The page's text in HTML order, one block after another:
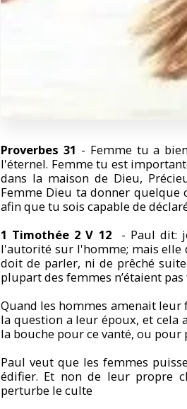
Proverbes 31 - Femme tu a
l'éternel. Femme tu est
dans la maison de Dieu,
Femme Dieu ta donner quelque
afin que tu sois capable de
1 Timothée 2 V 12 - Paul dit:
l'autorité sur l'homme; mais elle
doit de parler, ni de prêché
plupart des femmes n’étaient
Quand les hommes amenait
la question a leur époux, et
la bouche pour ce vanté, ou
Paul veut que les femmes
édifier. Et non de leur propre
perturbe le culte